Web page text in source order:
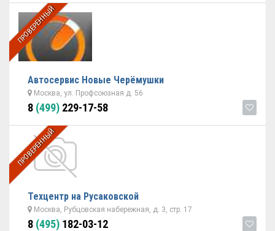
ПРОВЕРЕННЫЙ
Автосервис Новые Черёмушки
Москва, ул. Профсоюзная д. 56
8 (499) 229-17-58
ПРОВЕРЕННЫЙ
Техцентр на Русаковской
Москва, Рубцовская набережная, д. 3, стр. 17
8 (495) 182-03-12